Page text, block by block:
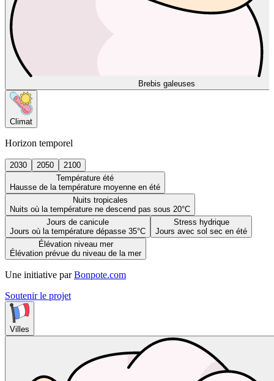
Brebis galeuses
Climat
Horizon temporel
2030 2050
2100
Température été
Hausse de la température moyenne en été
Nuits tropicales
Nuits où la température ne descend pas sous 20°C
Jours de canicule
Jours où la température dépasse 35°C
Stress hydrique
Jours avec sol sec en été
Élévation niveau mer
Élévation prévue du niveau de la mer
Une initiative par Bonpote.com
Soutenir le projet
Villes